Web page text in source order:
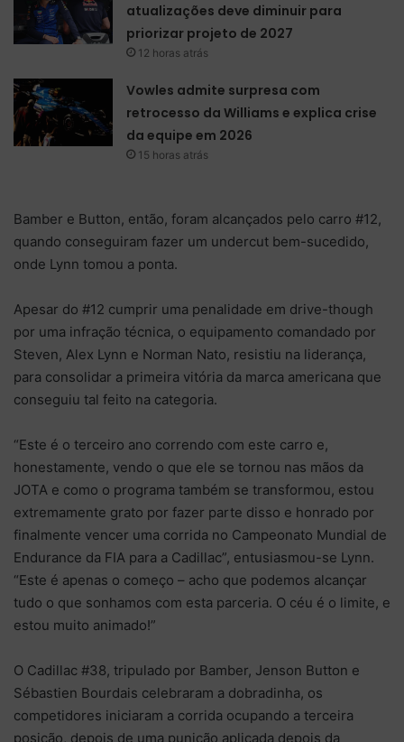
atualizações deve diminuir para
priorizar projeto de 2027
12 horas atrás
Vowles admite surpresa com
retrocesso da Williams e explica crise
da equipe em 2026
15 horas atrás
Bamber e Button, então, foram alcançados pelo carro #12,
quando conseguiram fazer um undercut bem-sucedido,
onde Lynn tomou a ponta.
Apesar do #12 cumprir uma penalidade em drive-though
por uma infração técnica, o equipamento comandado por
Steven, Alex Lynn e Norman Nato, resistiu na liderança,
para consolidar a primeira vitória da marca americana que
conseguiu tal feito na categoria.
“Este é o terceiro ano correndo com este carro e,
honestamente, vendo o que ele se tornou nas mãos da
JOTA e como o programa também se transformou, estou
extremamente grato por fazer parte disso e honrado por
finalmente vencer uma corrida no Campeonato Mundial de
Endurance da FIA para a Cadillac”, entusiasmou-se Lynn.
“Este é apenas o começo – acho que podemos alcançar
tudo o que sonhamos com esta parceria. O céu é o limite, e
estou muito animado!”
O Cadillac #38, tripulado por Bamber, Jenson Button e
Sébastien Bourdais celebraram a dobradinha, os
competidores iniciaram a corrida ocupando a terceira
posição, depois de uma punição aplicada depois da